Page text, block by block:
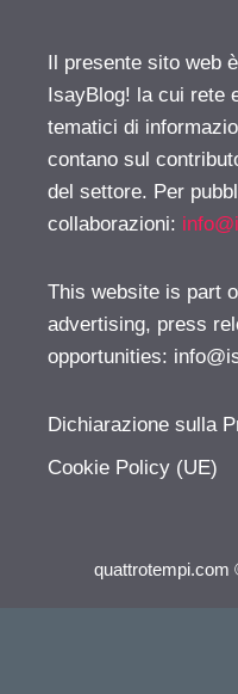
Il presente sito web
IsayBlog! la cui rete
tematici di
contano sul
del settore. Per
collaborazioni:
This website is part
advertising, press
opportunities:
Dichiarazione sulla
Cookie Policy (UE)
quattrotempi.com